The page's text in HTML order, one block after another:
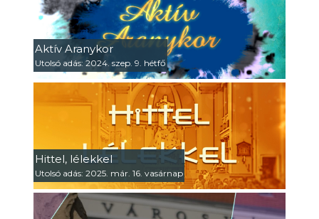
Aktív Aranykor
Utolsó adás: 2024. szep. 9. hétfő
Hittel, lélekkel
Utolsó adás: 2025. már. 16. vasárnap